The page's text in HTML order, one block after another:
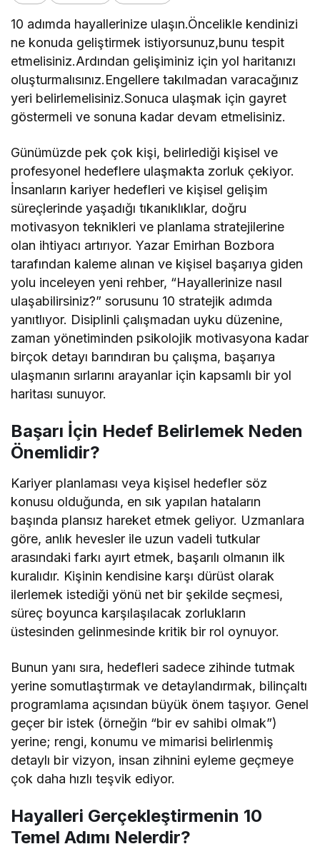
10 adımda hayallerinize ulaşın.Öncelikle kendinizi
ne konuda geliştirmek istiyorsunuz,bunu tespit
etmelisiniz.Ardından gelişiminiz için yol haritanızı
oluşturmalısınız.Engellere takılmadan varacağınız
yeri belirlemelisiniz.Sonuca ulaşmak için gayret
göstermeli ve sonuna kadar devam etmelisiniz.
Günümüzde pek çok kişi, belirlediği kişisel ve
profesyonel hedeflere ulaşmakta zorluk çekiyor.
İnsanların kariyer hedefleri ve kişisel gelişim
süreçlerinde yaşadığı tıkanıklıklar, doğru
motivasyon teknikleri ve planlama stratejilerine
olan ihtiyacı artırıyor. Yazar Emirhan Bozbora
tarafından kaleme alınan ve kişisel başarıya giden
yolu inceleyen yeni rehber, “Hayallerinize nasıl
ulaşabilirsiniz?” sorusunu 10 stratejik adımda
yanıtlıyor. Disiplinli çalışmadan uyku düzenine,
zaman yönetiminden psikolojik motivasyona kadar
birçok detayı barındıran bu çalışma, başarıya
ulaşmanın sırlarını arayanlar için kapsamlı bir yol
haritası sunuyor.
Başarı İçin Hedef Belirlemek Neden
Önemlidir?
Kariyer planlaması veya kişisel hedefler söz
konusu olduğunda, en sık yapılan hataların
başında plansız hareket etmek geliyor. Uzmanlara
göre, anlık hevesler ile uzun vadeli tutkular
arasındaki farkı ayırt etmek, başarılı olmanın ilk
kuralıdır. Kişinin kendisine karşı dürüst olarak
ilerlemek istediği yönü net bir şekilde seçmesi,
süreç boyunca karşılaşılacak zorlukların
üstesinden gelinmesinde kritik bir rol oynuyor.
Bunun yanı sıra, hedefleri sadece zihinde tutmak
yerine somutlaştırmak ve detaylandırmak, bilinçaltı
programlama açısından büyük önem taşıyor. Genel
geçer bir istek (örneğin “bir ev sahibi olmak”)
yerine; rengi, konumu ve mimarisi belirlenmiş
detaylı bir vizyon, insan zihnini eyleme geçmeye
çok daha hızlı teşvik ediyor.
Hayalleri Gerçekleştirmenin 10
Temel Adımı Nelerdir?